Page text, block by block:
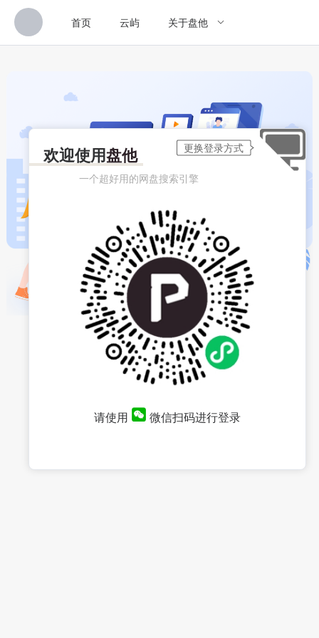
首页 云屿 关于盘他
欢迎使用盘他
一个超好用的网盘搜索引擎
请使用 微信扫码进行登录